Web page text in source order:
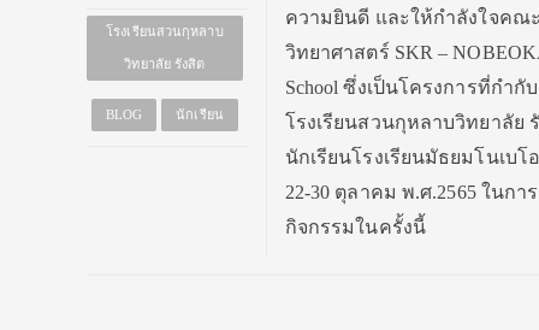
โรงเรียนสวนกุหลาบ
วิทยาลัย รังสิต
BLOG นักเรียน
ความยินดี และให้กําลังใจคณ
วิทยาศาสตร์ SKR –
School ซึ่งเป็นโครงการที่กํา
โรงเรียนสวนกุหลาบวิทยาลัย
นักเรียนโรงเรียนมัธยมโนเบโ
22-30 ตุลาคม พ.ศ.2565 ในก
กิจกรรมในครั้งนี้